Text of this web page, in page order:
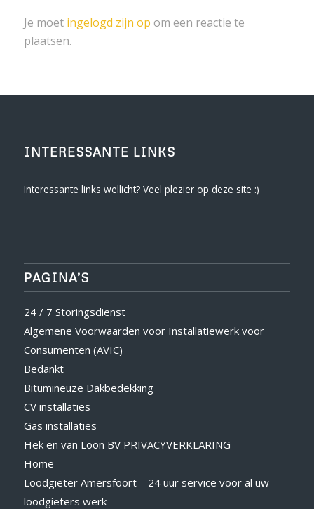
Je moet ingelogd zijn op om een reactie te
plaatsen.
INTERESSANTE LINKS
Interessante links wellicht? Veel plezier op deze site :)
PAGINA’S
24 / 7 Storingsdienst
Algemene Voorwaarden voor Installatiewerk voor
Consumenten (AVIC)
Bedankt
Bitumineuze Dakbedekking
CV installaties
Gas installaties
Hek en van Loon BV PRIVACYVERKLARING
Home
Loodgieter Amersfoort – 24 uur service voor al uw
loodgieters werk